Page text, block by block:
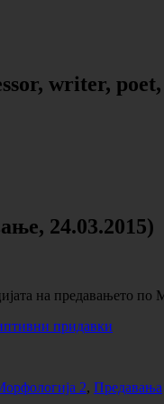
writer,
24.03.2015)
на предавањето
придавки
2, Предавања